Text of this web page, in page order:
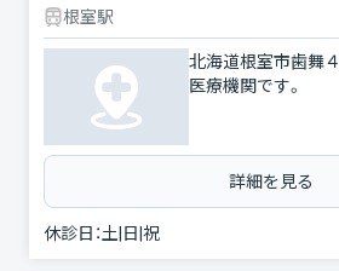
根室駅
北海道根室市歯舞
医療機関です。
詳細を見る
休診日：土|日|祝